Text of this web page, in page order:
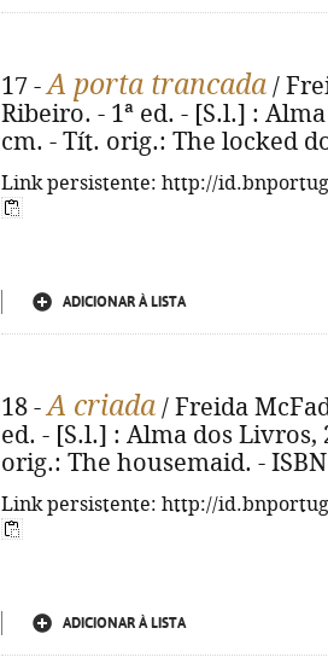
17 -A porta trancada /
Ribeiro. - 1ª ed. - [S.l.] :
cm. - Tít. orig.: The locked
Link persistente: http://
ADICIONAR À LISTA
18 -A criada / Freida
ed. - [S.l.] : Alma dos Livros,
orig.: The housemaid. - ISBN
Link persistente: http://
ADICIONAR À LISTA